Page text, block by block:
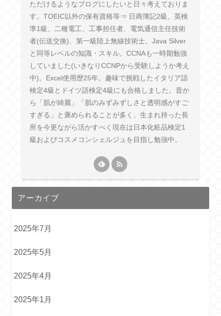
ただけるようなブログにしたいと日々考えておりま
す。TOEIC以外の保有資格等⇒ 日商簿記2級、英検
準1級、二種電工、工事担任者、電気通信主任技術
者(伝送交換)、第一級陸上無線技術士。Java Silver
と同等レベルの知識・スキル。CCNAも一時期勉強
していました(いきなりCCNPから受験しようか考え
中)。Excel使用歴25年。趣味で挑戦したイタリア語
検定4級とドイツ語検定4級にも合格しました。昔か
ら「肌が綺麗」「肌のみずみずしさと透明感がすご
すぎる」と褒められることが多く、生まれ持った長
所を今更ながら活かすべく現在は日本化粧品検定1
級およびコスメコンシェルジュを目指し勉強中。
アーカイブ
2025年7月
2025年5月
2025年4月
2025年1月